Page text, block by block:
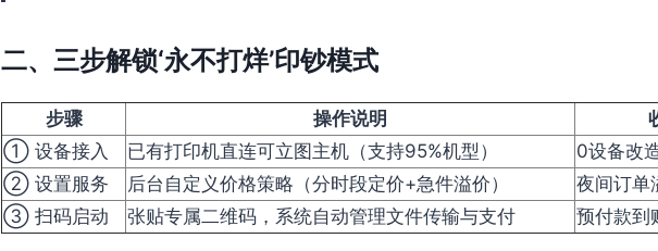
二、三步解锁‘永不打烊’印钞模式
步骤 操作说明
① 设备接入
已有打印机直连可立图主机（支持95%机型）
0设备改
② 设置服务
后台自定义价格策略（分时段定价+急件溢价）
夜间订单
③ 扫码启动
张贴专属二维码，系统自动管理文件传输与支付 预付款到